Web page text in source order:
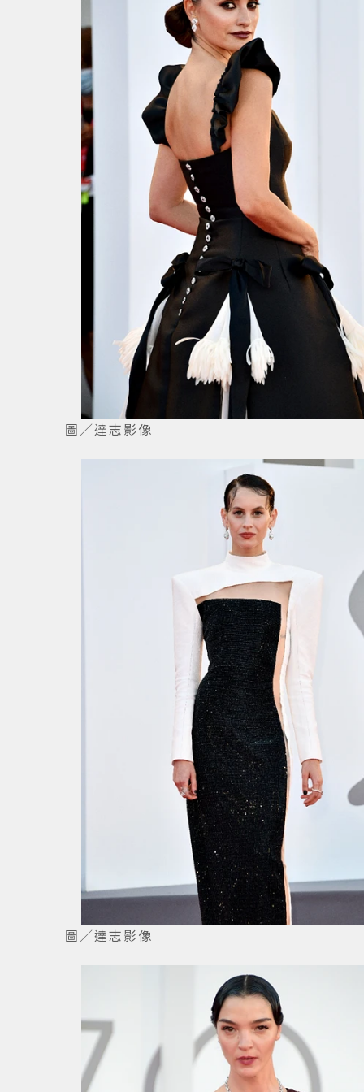
圖／達志影像
圖／達志影像